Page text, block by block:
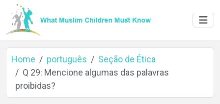
Home
Home português
Seção de Ética
Q 29: Mencione algumas das palavras
proibidas?